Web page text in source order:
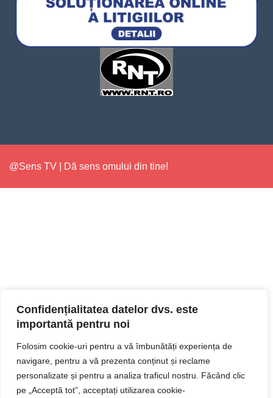
Confidențialitatea datelor dvs. este
importantă pentru noi
Folosim cookie-uri pentru a vă îmbunătăți experiența de
navigare, pentru a vă prezenta conținut și reclame
personalizate și pentru a analiza traficul nostru. Făcând clic
pe „Acceptă tot”, acceptați utilizarea cookie-
@Sens TV | Dă sens omului din tine!